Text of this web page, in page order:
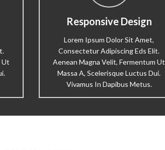
Ut
Responsive Design
Lorem Ipsum Dolor Sit Amet,
Consectetur Adipiscing Eds Elit.
Aenean Magna Velit, Fermentum Ut
Massa A, Scelerisque Luctus Dui.
Vivamus In Dapibus Metus.